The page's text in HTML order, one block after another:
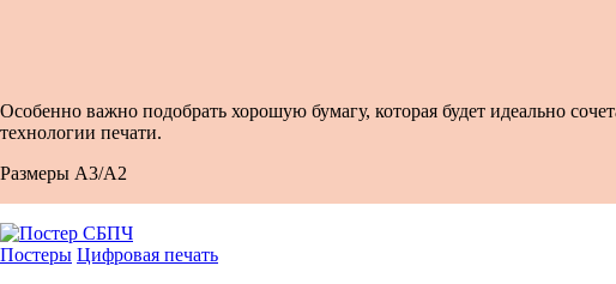
Особенно важно подобрать хорошую бумагу, которая будет идеально
технологии печати.
Размеры А3/А2
Постеры Цифровая печать